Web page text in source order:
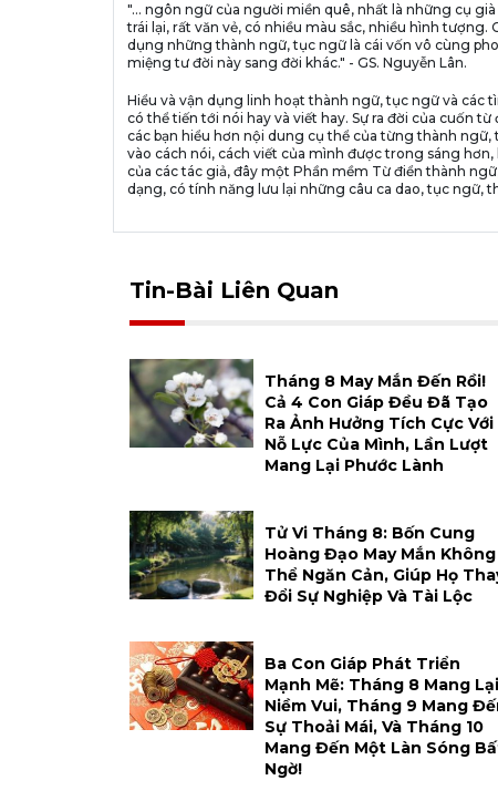
"... ngôn ngữ của người miền quê, nhất là những cụ
trái lại, rất văn vẻ, có nhiều màu sắc, nhiều hình
dụng những thành ngữ, tục ngữ là cái vốn vô cùng
miệng tư đời này sang đời khác." - GS. Nguyễn Lân.
Hiểu và vận dụng linh hoạt thành ngữ, tục ngữ và các
có thể tiến tới nói hay và viết hay. Sự ra đời của cuốn
các bạn hiểu hơn nội dung cụ thể của từng thành
vào cách nói, cách viết của mình được trong sáng
của các tác giả, đây một Phần mềm Từ điển thành
dạng, có tính năng lưu lại những câu ca dao, tục ngữ,
Tin-Bài Liên Quan
Tháng 8 May Mắn Đến Rồi!
Cả 4 Con Giáp Đều Đã Tạo
Ra Ảnh Hưởng Tích Cực Với
Nỗ Lực Của Mình, Lần Lượt
Mang Lại Phước Lành
Tử Vi Tháng 8: Bốn Cung
Hoàng Đạo May Mắn Không
Thể Ngăn Cản, Giúp Họ
Đổi Sự Nghiệp Và Tài Lộc
Ba Con Giáp Phát Triển
Mạnh Mẽ: Tháng 8 Mang Lại
Niềm Vui, Tháng 9 Mang
Sự Thoải Mái, Và Tháng 10
Mang Đến Một Làn Sóng
Ngờ!